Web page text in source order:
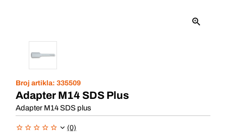
Broj artikla: 335509
Adapter M14 SDS Plus
Adapter M14 SDS plus
(0)